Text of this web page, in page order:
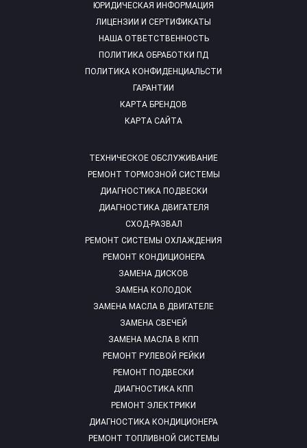
ТЕХНИЧЕСКОЕ ОБСЛУЖИВАНИЕ
РЕМОНТ ТОРМОЗНОЙ СИСТЕМЫ
ДИАГНОСТИКА ПОДВЕСКИ
ДИАГНОСТИКА ДВИГАТЕЛЯ
СХОД-РАЗВАЛ
РЕМОНТ СИСТЕМЫ ОХЛАЖДЕНИЯ
РЕМОНТ КОНДИЦИОНЕРА
ЗАМЕНА ДИСКОВ
ЗАМЕНА КОЛОДОК
ЗАМЕНА МАСЛА В ДВИГАТЕЛЕ
ЗАМЕНА СВЕЧЕЙ
ЗАМЕНА МАСЛА В КПП
РЕМОНТ РУЛЕВОЙ РЕЙКИ
РЕМОНТ ПОДВЕСКИ
ДИАГНОСТИКА КПП
РЕМОНТ ЭЛЕКТРИКИ
ДИАГНОСТИКА КОНДИЦИОНЕРА
РЕМОНТ ТОПЛИВНОЙ СИСТЕМЫ
ЮРИДИЧЕСКАЯ ИНФОРМАЦИЯ
ЛИЦЕНЗИИ И СЕРТИФИКАТЫ
НАША ОТВЕТСТВЕННОСТЬ
ПОЛИТИКА ОБРАБОТКИ ПД
ПОЛИТИКА КОНФИДЕНЦИАЛЬСТИ
ГАРАНТИИ
КАРТА БРЕНДОВ
КАРТА САЙТА